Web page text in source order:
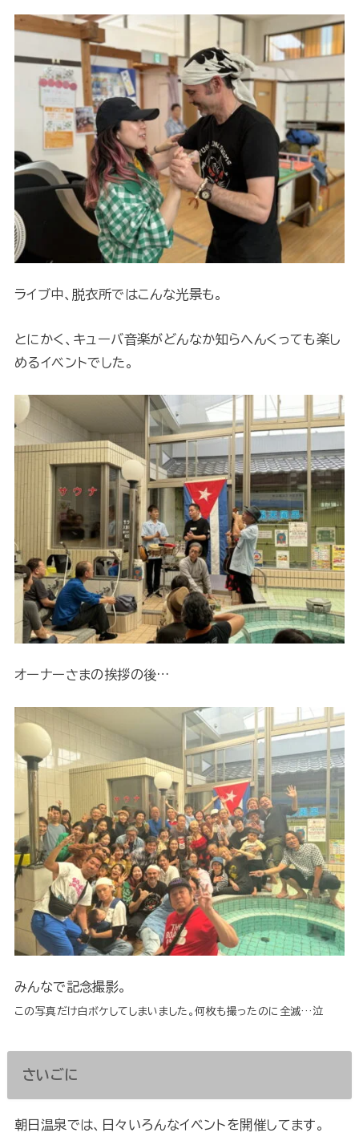
ライブ中、脱衣所ではこんな光景も。
とにかく、キューバ音楽がどんなか知らへんくっても楽し
めるイベントでした。
オーナーさまの挨拶の後…
みんなで記念撮影。
この写真だけ白ボケしてしまいました。何枚も撮ったのに全滅…泣
さいごに
朝日温泉では、日々いろんなイベントを開催してます。